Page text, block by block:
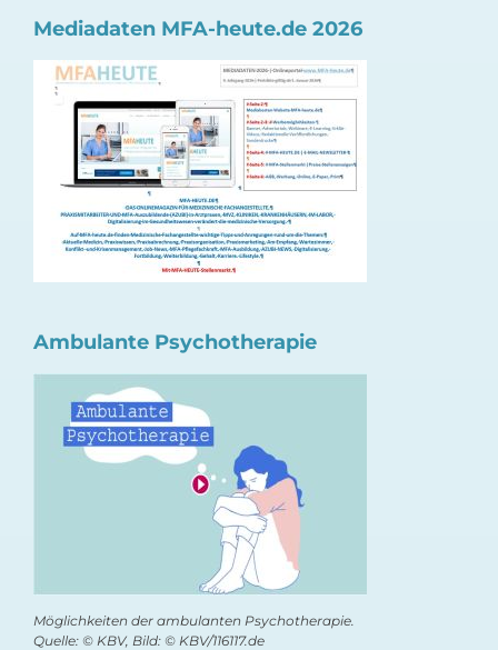
Mediadaten MFA-heute.de 2026
Ambulante Psychotherapie
Möglichkeiten der ambulanten Psychotherapie.
Quelle: © KBV, Bild: © KBV/116117.de